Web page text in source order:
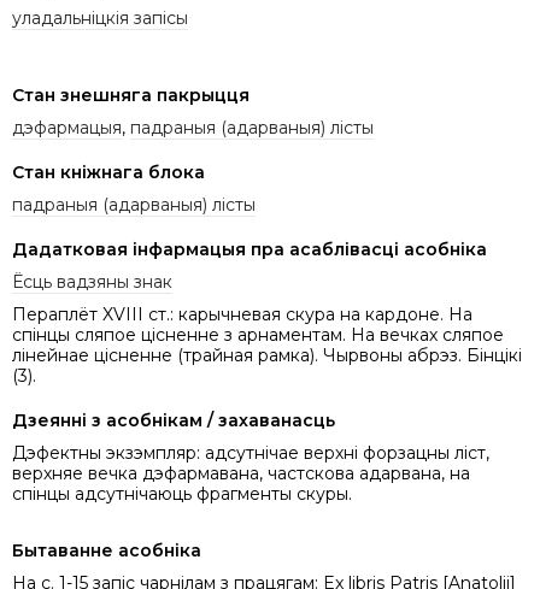
уладальніцкія запісы
Стан знешняга пакрыцця
дэфармацыя, падраныя (адарваныя) лісты
Стан кніжнага блока
падраныя (адарваныя) лісты
Дадатковая інфармацыя пра асаблівасці асобніка
Ёсць вадзяны знак
Пераплёт XVIII ст.: карычневая скура на кардоне. На
спінцы сляпое цісненне з арнаментам. На вечках сляпое
лінейнае цісненне (трайная рамка). Чырвоны абрэз. Бінцікі
(3).
Дзеянні з асобнікам / захаванасць
Дэфектны экзэмпляр: адсутнічае верхні форзацны ліст,
верхняе вечка дэфармавана, частскова адарвана, на
спінцы адсутнічаюць фрагменты скуры.
Бытаванне асобніка
На с. 1-15 запіс чарнілам з працягам: Ex libris Patris [Anatolii]